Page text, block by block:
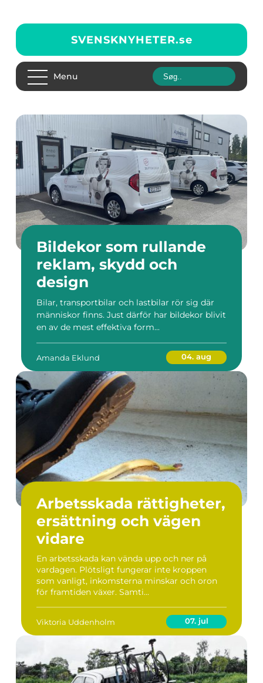
SVENSKNYHETER.se
Menu
Bildekor som rullande
reklam, skydd och
design
Bilar, transportbilar och lastbilar rör sig där
människor finns. Just därför har bildekor blivit
en av de mest effektiva form...
Amanda Eklund 04. aug
Arbetsskada rättigheter,
ersättning och vägen
vidare
En arbetsskada kan vända upp och ner på
vardagen. Plötsligt fungerar inte kroppen
som vanligt, inkomsterna minskar och oron
för framtiden växer. Samti...
Viktoria Uddenholm 07. jul